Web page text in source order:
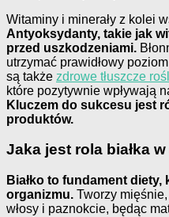
Witaminy i minerały z kolei
Antyoksydanty, takie jak
przed uszkodzeniami.
utrzymać prawidłowy
są także zdrowe tłuszcze
które pozytywnie wpływają
Kluczem do sukcesu jest
produktów.
Jaka jest rola białka
Białko to fundament
organizmu. Tworzy
włosy i paznokcie, będąc